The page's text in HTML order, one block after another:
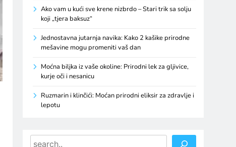
Ako vam u kući sve krene nizbrdo – Stari trik sa solju
koji „tjera baksuz“
Jednostavna jutarnja navika: Kako 2 kašike prirodne
mešavine mogu promeniti vaš dan
Moćna biljka iz vaše okoline: Prirodni lek za gljivice,
kurje oči i nesanicu
Ruzmarin i klinčići: Moćan prirodni eliksir za zdravlje i
lepotu
Search